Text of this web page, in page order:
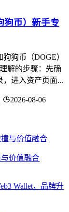
狗币）新手专
狗币（DOGE）
解的步骤：先确
，进入资产页面...
2026-08-06
价值融合